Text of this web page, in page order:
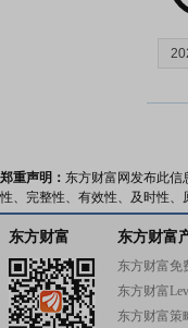
郑重声明： 东方财富网发布此
性、完整性、有效性、及时性
东方财富 东方财富
东方财富免
东方财富
东方财富策